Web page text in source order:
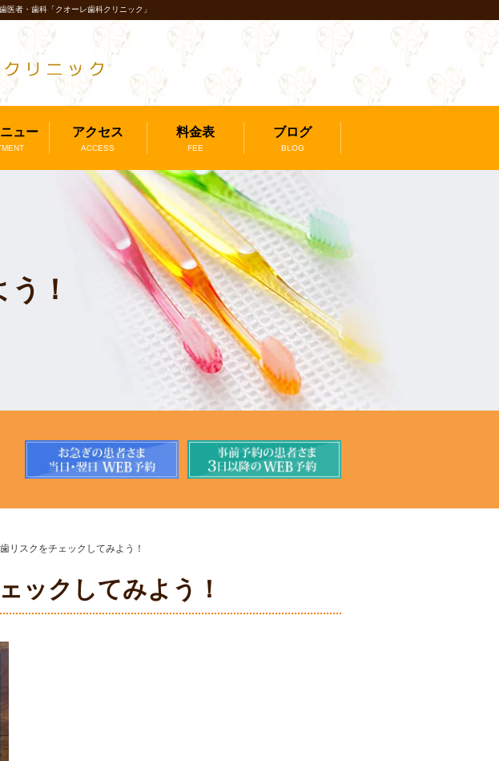
者・歯科「クオーレ歯科クリニック」
ュー アクセス
ACCESS
料金表
FEE
ブログ
BLOG
！
リスクをチェックしてみよう！
ックしてみよう！